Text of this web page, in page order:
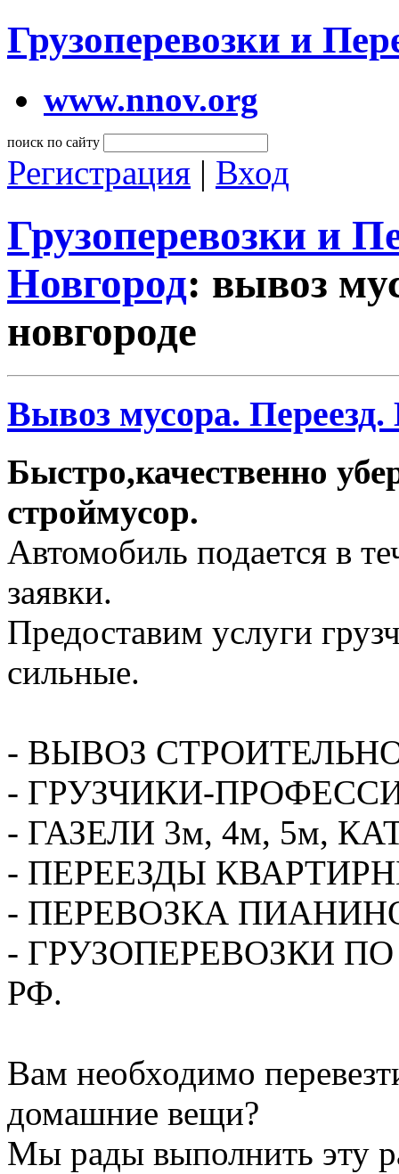
Грузоперевозки и
www.nnov.org
поиск по сайту
Регистрация | Вход
Грузоперевозки и
Новгород: вывоз
новгороде
Вывоз мусора.
Быстро,качественно
строймусор.
Автомобиль подается в
заявки.
Предоставим услуги
сильные.
- ВЫВОЗ
- ГРУЗЧИКИ-
- ГАЗЕЛИ 3м, 4м, 5м,
- ПЕРЕЕЗДЫ
- ПЕРЕВОЗКА
- ГРУЗОПЕРЕВОЗКИ
РФ.
Вам необходимо
домашние вещи?
Мы рады выполнить эту